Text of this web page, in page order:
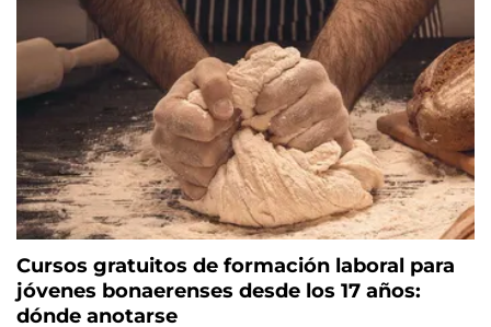
Cursos gratuitos de formación laboral para
jóvenes bonaerenses desde los 17 años:
dónde anotarse